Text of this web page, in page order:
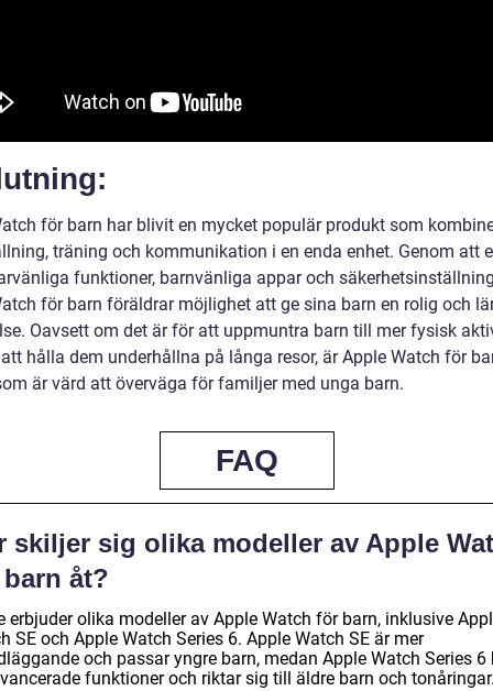
för barn har blivit en mycket populär produkt som
träning och kommunikation i en enda enhet. Genom att
funktioner, barnvänliga appar och
för barn föräldrar möjlighet att ge sina barn en rolig och
Oavsett om det är för att uppmuntra barn till mer fysisk
hålla dem underhållna på långa resor, är Apple Watch för
är värd att överväga för familjer med unga barn.
FAQ
skiljer sig olika modeller av Apple
åt?
erbjuder olika modeller av Apple Watch för barn, inklusive
SE och Apple Watch Series 6. Apple Watch SE är mer
och passar yngre barn, medan Apple Watch Series 6
funktioner och riktar sig till äldre barn och